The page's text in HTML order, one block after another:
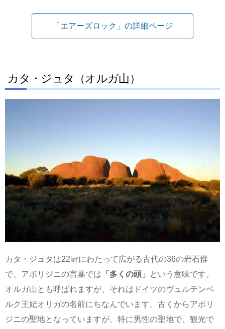
「エアーズロック」の詳細ページ
カタ・ジュタ（オルガ山）
カタ・ジュタは22㎢にわたって広がる古代の36の岩石群
で、アボリジニの言葉では 「多くの頭」
という意味です。
オルガ山とも呼ばれますが、それはドイツのヴュルテンベ
ルク王妃オリガの名前にちなんでいます。古くからアボリ
ジニの聖地となっていますが、特に男性の聖地で、観光で